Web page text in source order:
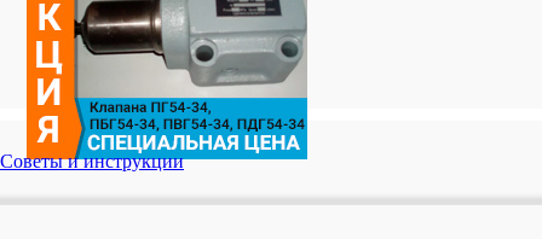
Советы и инструкции